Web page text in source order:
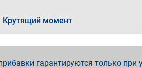
Крутящий момент
гарантируются только